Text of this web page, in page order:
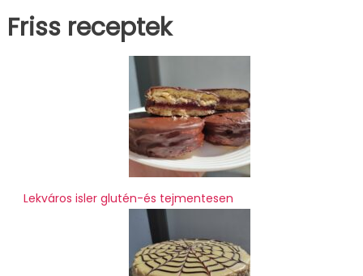
Friss receptek
Lekváros isler glutén-és tejmentesen